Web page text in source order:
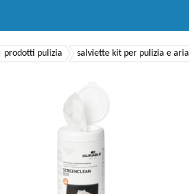
prodotti pulizia salviette kit per pulizia e aria